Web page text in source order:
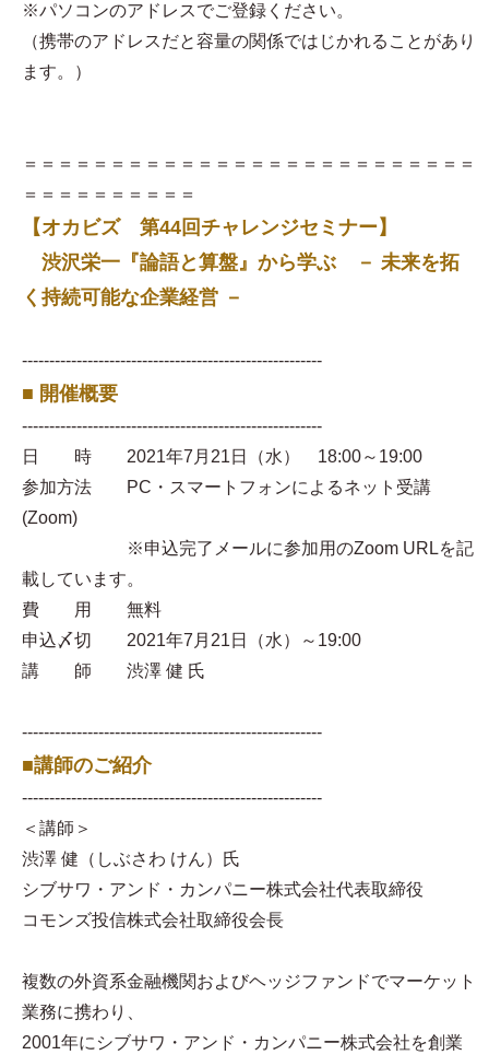
※パソコンのアドレスでご登録ください。
（携帯のアドレスだと容量の関係ではじかれることがあり
ます。）
＝＝＝＝＝＝＝＝＝＝＝＝＝＝＝＝＝＝＝＝＝＝＝＝＝＝
＝＝＝＝＝＝＝＝＝＝
【オカビズ 第44回チャレンジセミナー】
渋沢栄一『論語と算盤』から学ぶ － 未来を拓
く持続可能な企業経営 －
-------------------------------------------------------
■ 開催概要
-------------------------------------------------------
日 時 2021年7月21日（水） 18:00～19:00
参加方法 PC・スマートフォンによるネット受講
(Zoom)
※申込完了メールに参加用のZoom URLを記
載しています。
費 用 無料
申込〆切 2021年7月21日（水）～19:00
講 師 渋澤 健 氏
-------------------------------------------------------
■講師のご紹介
-------------------------------------------------------
＜講師＞
渋澤 健（しぶさわ けん）氏
シブサワ・アンド・カンパニー株式会社代表取締役
コモンズ投信株式会社取締役会長
複数の外資系金融機関およびヘッジファンドでマーケット
業務に携わり、
2001年にシブサワ・アンド・カンパニー株式会社を創業